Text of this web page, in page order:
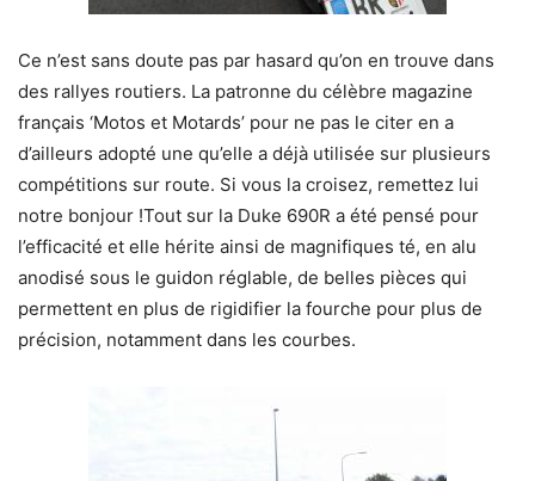
Ce n’est sans doute pas par hasard qu’on en trouve dans
des rallyes routiers. La patronne du célèbre magazine
français ‘Motos et Motards’ pour ne pas le citer en a
d’ailleurs adopté une qu’elle a déjà utilisée sur plusieurs
compétitions sur route. Si vous la croisez, remettez lui
notre bonjour !Tout sur la Duke 690R a été pensé pour
l’efficacité et elle hérite ainsi de magnifiques té, en alu
anodisé sous le guidon réglable, de belles pièces qui
permettent en plus de rigidifier la fourche pour plus de
précision, notamment dans les courbes.